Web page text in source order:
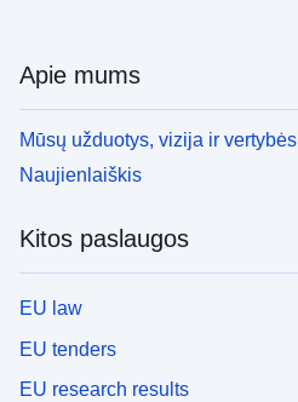
Apie mums
Mūsų užduotys, vizija ir vertybės
Naujienlaiškis
Kitos paslaugos
EU law
EU tenders
EU research results